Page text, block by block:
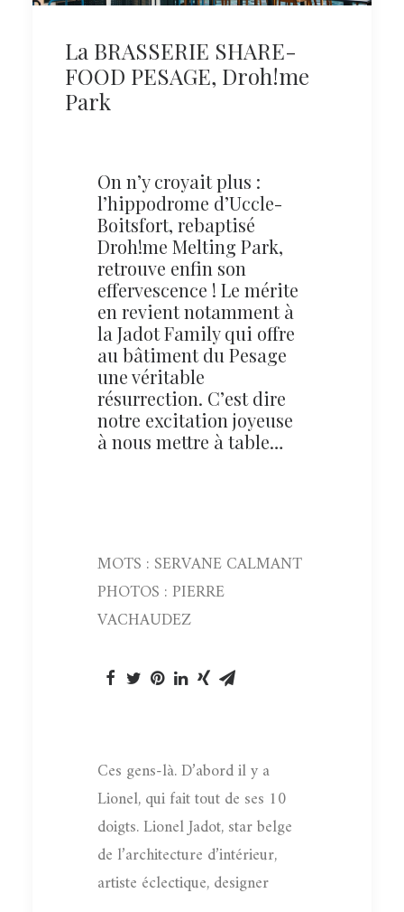
La BRASSERIE SHARE-
FOOD PESAGE, Droh!me
Park
On n’y croyait plus :
l’hippodrome d’Uccle-
Boitsfort, rebaptisé
Droh!me Melting Park,
retrouve enfin son
effervescence ! Le mérite
en revient notamment à
la Jadot Family qui offre
au bâtiment du Pesage
une véritable
résurrection. C’est dire
notre excitation joyeuse
à nous mettre à table…
MOTS : SERVANE CALMANT
PHOTOS : PIERRE
VACHAUDEZ
Ces gens-là. D’abord il y a
Lionel, qui fait tout de ses 10
doigts. Lionel Jadot, star belge
de l’architecture d’intérieur,
artiste éclectique, designer